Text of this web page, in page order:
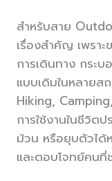
สำหรับสาย
เรื่องสำคัญ เพรา
การเดินทาง กระบ
แบบเดิมในหลายส
Hiking,
การใช้งานในชีวิต
ม้วน หรือยุบตัวได้
และตอบโจทย์คน